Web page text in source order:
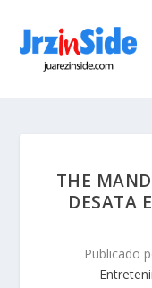
THE
DESATA
Publicado